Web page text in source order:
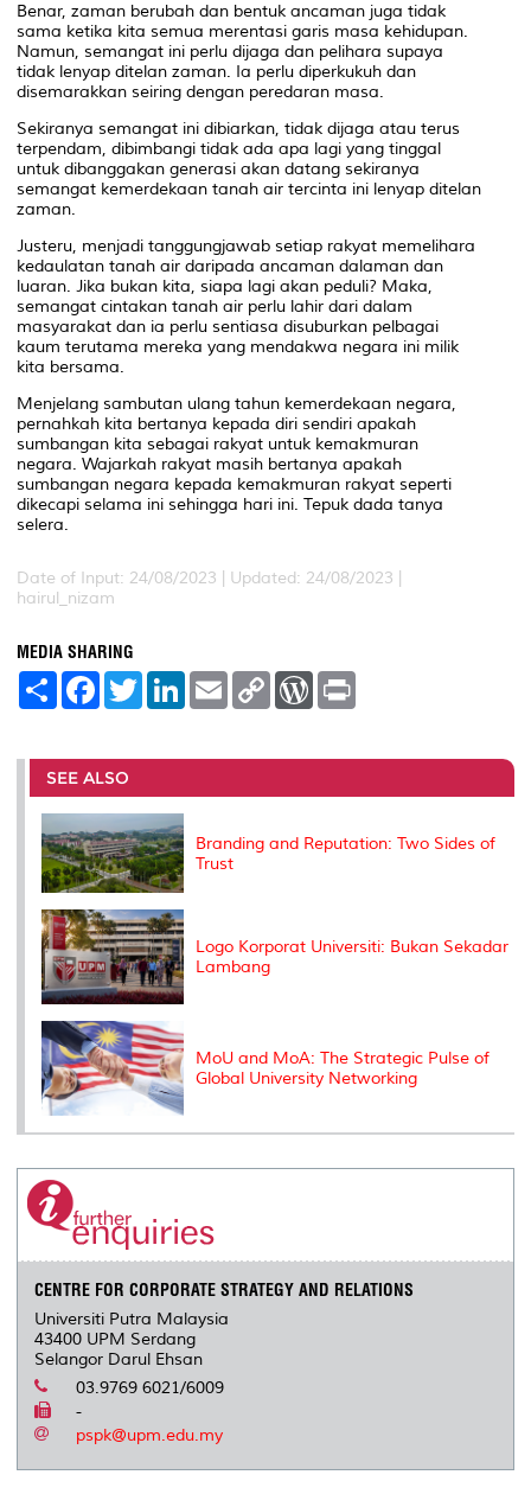
Benar, zaman berubah dan bentuk ancaman juga tidak
sama ketika kita semua merentasi garis masa kehidupan.
Namun, semangat ini perlu dijaga dan pelihara supaya
tidak lenyap ditelan zaman. Ia perlu diperkukuh dan
disemarakkan seiring dengan peredaran masa.
Sekiranya semangat ini dibiarkan, tidak dijaga atau terus
terpendam, dibimbangi tidak ada apa lagi yang tinggal
untuk dibanggakan generasi akan datang sekiranya
semangat kemerdekaan tanah air tercinta ini lenyap ditelan
zaman.
Justeru, menjadi tanggungjawab setiap rakyat memelihara
kedaulatan tanah air daripada ancaman dalaman dan
luaran. Jika bukan kita, siapa lagi akan peduli? Maka,
semangat cintakan tanah air perlu lahir dari dalam
masyarakat dan ia perlu sentiasa disuburkan pelbagai
kaum terutama mereka yang mendakwa negara ini milik
kita bersama.
Menjelang sambutan ulang tahun kemerdekaan negara,
pernahkah kita bertanya kepada diri sendiri apakah
sumbangan kita sebagai rakyat untuk kemakmuran
negara. Wajarkah rakyat masih bertanya apakah
sumbangan negara kepada kemakmuran rakyat seperti
dikecapi selama ini sehingga hari ini. Tepuk dada tanya
selera.
Date of Input: 24/08/2023 | Updated: 24/08/2023 |
hairul_nizam
MEDIA SHARING
S
e
F
a
b
o
o
k
T
w
t
r
L
e
I
E
m
l
C
L
n
W
P
e
t
SEE ALSO
Branding and Reputation: Two Sides of
Trust
Logo Korporat Universiti: Bukan Sekadar
Lambang
MoU and MoA: The Strategic Pulse of
Global University Networking
CENTRE FOR CORPORATE STRATEGY AND RELATIONS
Universiti Putra Malaysia
43400 UPM Serdang
Selangor Darul Ehsan
03.9769 6021/6009
-
pspk@upm.edu.my